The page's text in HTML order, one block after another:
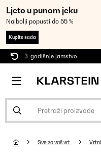
Ljeto u punom jeku
Najbolji popusti do 55 %
Kupite sada
3-godišnje jamstvo
Sve za vaš vrt